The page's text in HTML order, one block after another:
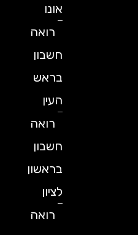
רואה
חשבון
בראש
רואה
חשבון
בראשון
רואה